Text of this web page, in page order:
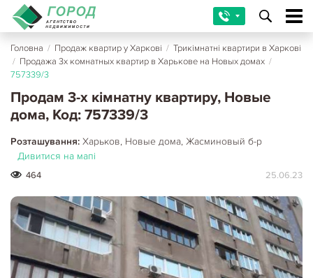
Головна / Продаж квартир у Харкові / Трикімнатні квартири в Харкові
/ Продажа 3х комнатных квартир в Харькове на Новых домах /
757339/3
Продам 3-х кімнатну квартиру, Новые
дома, Код: 757339/3
Розташування: Харьков, Новые дома, Жасминовый б-р
Дивитися на мапі
464 25.06.23